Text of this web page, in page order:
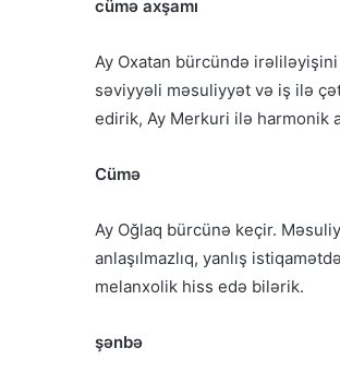
cümə axşamı
Ay Oxatan bürcündə
səviyyəli məsuliyyət və iş ilə
edirik, Ay Merkuri ilə harmonik
Cümə
Ay Oğlaq bürcünə keçir.
anlaşılmazlıq, yanlış
melanxolik hiss edə bilərik.
şənbə